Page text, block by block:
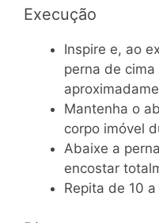
Execução
Inspire e, ao
perna de
Mantenha o
corpo imóvel
Abaixe a
encostar
Repita de 10